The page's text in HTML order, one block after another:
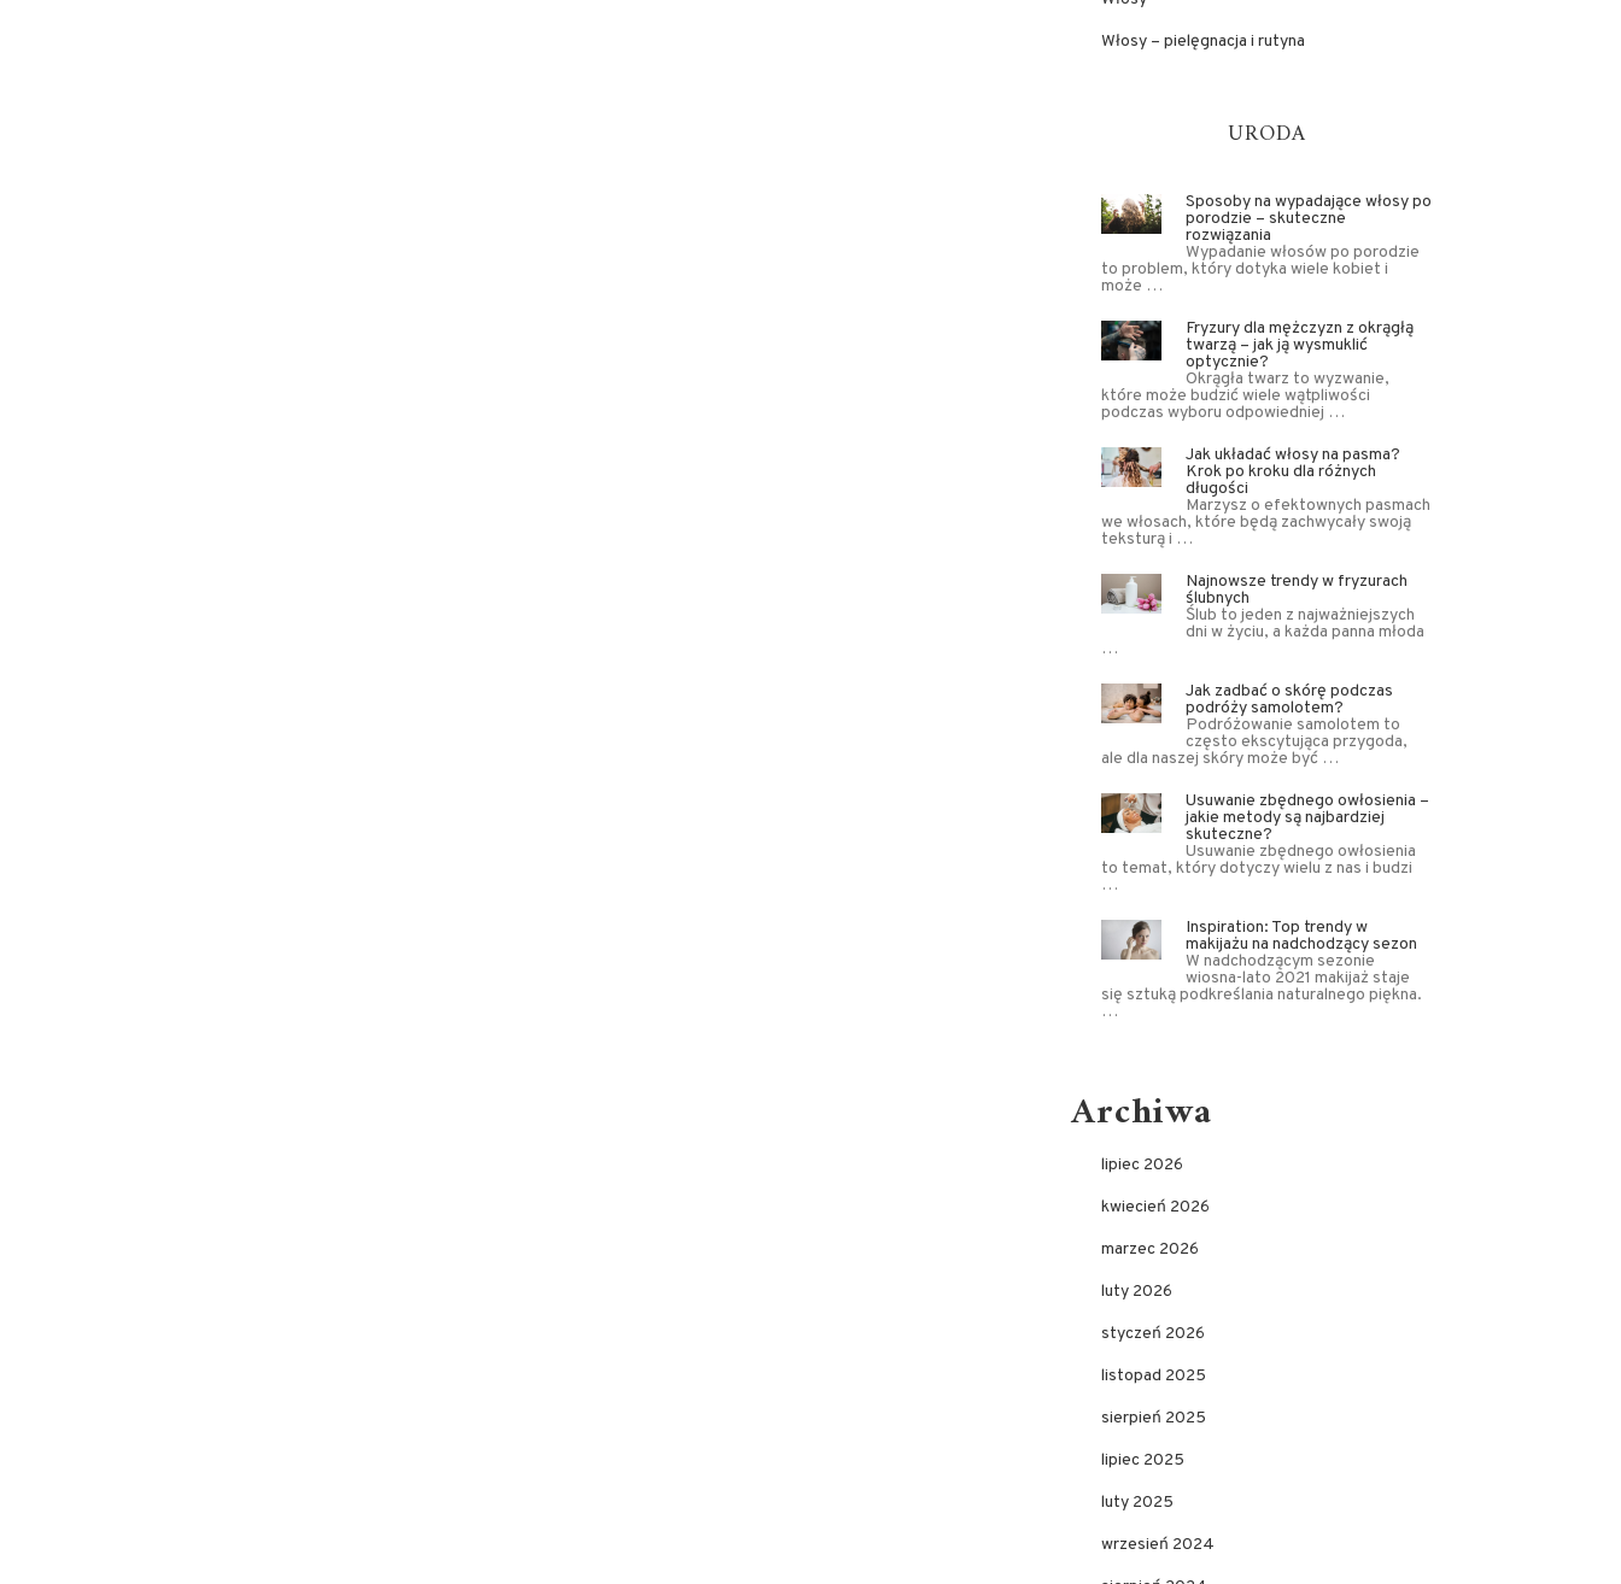
Włosy – pielęgnacja i rutyna
URODA
Sposoby na wypadające włosy po
porodzie – skuteczne
rozwiązania
Wypadanie włosów po porodzie
to problem, który dotyka wiele kobiet i
może …
Fryzury dla mężczyzn z okrągłą
twarzą – jak ją wysmuklić
optycznie?
Okrągła twarz to wyzwanie,
które może budzić wiele wątpliwości
podczas wyboru odpowiedniej …
Jak układać włosy na pasma?
Krok po kroku dla różnych
długości
Marzysz o efektownych pasmach
we włosach, które będą zachwycały swoją
teksturą i …
Najnowsze trendy w fryzurach
ślubnych
Ślub to jeden z najważniejszych
dni w życiu, a każda panna młoda
…
Jak zadbać o skórę podczas
podróży samolotem?
Podróżowanie samolotem to
często ekscytująca przygoda,
ale dla naszej skóry może być …
Usuwanie zbędnego owłosienia –
jakie metody są najbardziej
skuteczne?
Usuwanie zbędnego owłosienia
to temat, który dotyczy wielu z nas i budzi
…
Inspiration: Top trendy w
makijażu na nadchodzący sezon
W nadchodzącym sezonie
wiosna-lato 2021 makijaż staje
się sztuką podkreślania naturalnego piękna.
…
Archiwa
lipiec 2026
kwiecień 2026
marzec 2026
luty 2026
styczeń 2026
listopad 2025
sierpień 2025
lipiec 2025
luty 2025
wrzesień 2024